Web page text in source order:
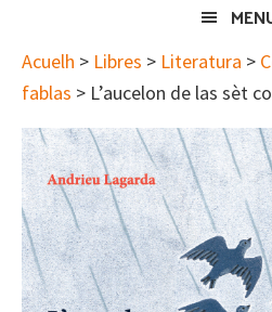
Acuelh > Libres > Literatura >
fablas > L’aucelon de las sèt